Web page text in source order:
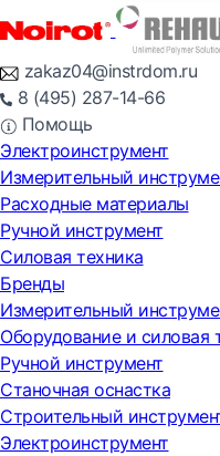
zakaz04@instrdom.ru
8 (495) 287-14-66
Помощь
Электроинструмент
Измерительный
Расходные материалы
Ручной инструмент
Силовая техника
Бренды
Измерительный
Оборудование и силовая
Ручной инструмент
Станочная оснастка
Строительный
Электроинструмент